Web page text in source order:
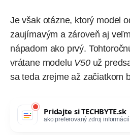
Je však otázne, ktorý model
zaujímavým a zároveň aj
nápadom ako prvý.
vrátane modelu V50už
sa teda zrejme až začiatkom
Pridajte siTECHBYTE.sk
ako preferovaný zdroj